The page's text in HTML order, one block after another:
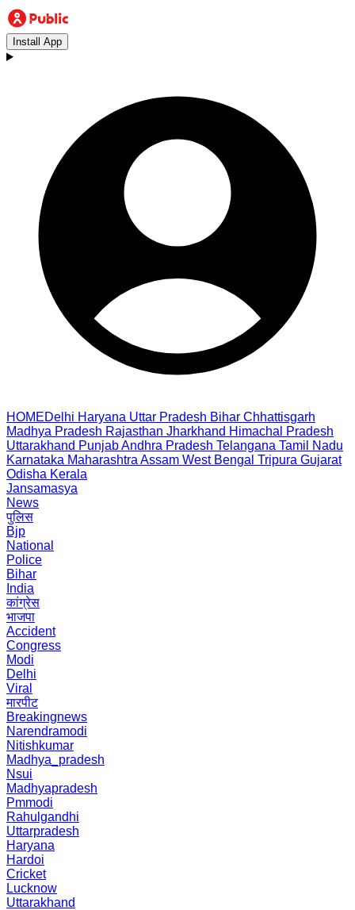
Install App
HOMEDelhi Haryana Uttar Pradesh Bihar Chhattisgarh
Madhya Pradesh Rajasthan Jharkhand Himachal Pradesh
Uttarakhand PunjabAndhra Pradesh Telangana Tamil Nadu
Karnataka Maharashtra Assam West Bengal Tripura Gujarat
Odisha Kerala
Jansamasya
News
पुलिस
Bjp
National
Police
Bihar
India
कांग्रेस
भाजपा
Accident
Congress
Modi
Delhi
Viral
मारपीट
Breakingnews
Narendramodi
Nitishkumar
Madhya_pradesh
Nsui
Madhyapradesh
Pmmodi
Rahulgandhi
Uttarpradesh
Haryana
Hardoi
Cricket
Lucknow
Uttarakhand